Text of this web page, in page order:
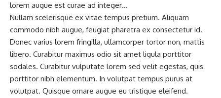
lorem augue est curae ad integer…
Nullam scelerisque ex vitae tempus pretium. Aliquam
commodo nibh augue, feugiat pharetra ex consectetur id.
Donec varius lorem fringilla, ullamcorper tortor non, mattis
libero. Curabitur maximus odio sit amet ligula porttitor
sodales. Curabitur vulputate lorem sed velit egestas, quis
porttitor nibh elementum. In volutpat tempus purus at
volutpat. Quisque ornare augue eu tristique eleifend.